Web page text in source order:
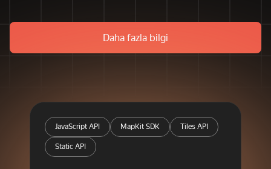
Daha fazla bilgi
JavaScript API MapKit SDK Tiles API
Static API